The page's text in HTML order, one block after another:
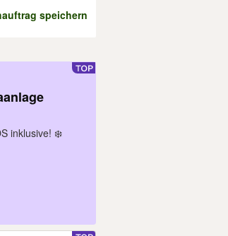
speichern
inklusive! ❄️